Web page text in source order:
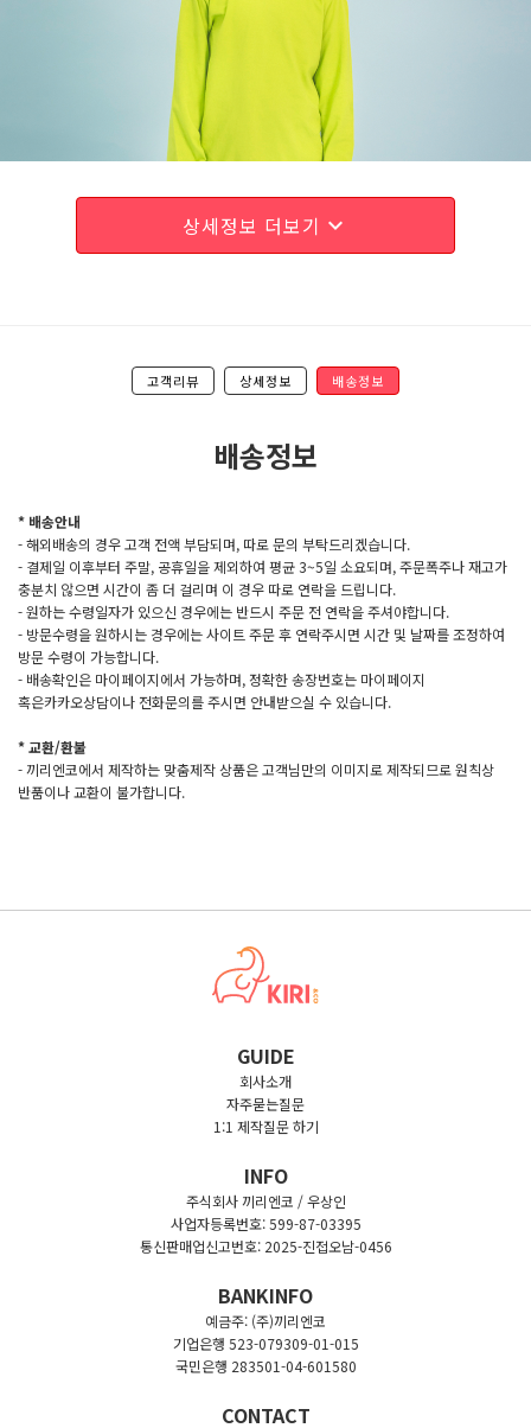
상세정보 더보기 expand_more
고객리뷰 상세정보 배송정보
배송정보
* 배송안내
- 해외배송의 경우 고객 전액 부담되며, 따로 문의 부탁드리겠습니다.
- 결제일 이후부터 주말, 공휴일을 제외하여 평균 3~5일 소요되며, 주문폭주나 재고가
충분치 않으면 시간이 좀 더 걸리며 이 경우 따로 연락을 드립니다.
- 원하는 수령일자가 있으신 경우에는 반드시 주문 전 연락을 주셔야합니다.
- 방문수령을 원하시는 경우에는 사이트 주문 후 연락주시면 시간 및 날짜를 조정하여
방문 수령이 가능합니다.
- 배송확인은 마이페이지에서 가능하며, 정확한 송장번호는 마이페이지
혹은카카오상담이나 전화문의를 주시면 안내받으실 수 있습니다.
* 교환/환불
- 끼리엔코에서 제작하는 맞춤제작 상품은 고객님만의 이미지로 제작되므로 원칙상
반품이나 교환이 불가합니다.
GUIDE
회사소개
자주묻는질문
1:1 제작질문 하기
INFO
주식회사 끼리엔코 / 우상인
사업자등록번호: 599-87-03395
통신판매업신고번호: 2025-진접오남-0456
BANKINFO
예금주: (주)끼리엔코
기업은행 523-079309-01-015
국민은행 283501-04-601580
CONTACT